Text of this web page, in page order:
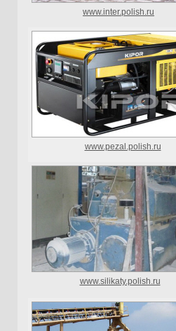
www.inter.polish.ru
www.pezal.polish.ru
www.silikaty.polish.ru